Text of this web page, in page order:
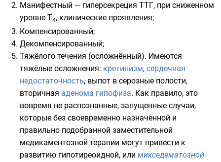
Манифестный — гиперсекреция ТТГ, при сниженном
уровне Т4, клинические проявления;
Компенсированный;
Декомпенсированный;
Тяжёлого течения (осложнённый). Имеются
тяжёлые осложнения: кретинизм, сердечная
недостаточность, выпот в серозные полости,
вторичная аденома гипофиза. Как правило, это
вовремя не распознанные, запущенные случаи,
которые без своевременно назначенной и
правильно подобранной заместительной
медикаментозной терапии могут привести к
развитию гипотиреоидной, или микседематозной